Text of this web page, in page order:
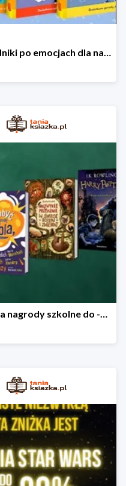
Przewodniki po emocjach dla najmłodszych
Książki na nagrody szkolne do -75%